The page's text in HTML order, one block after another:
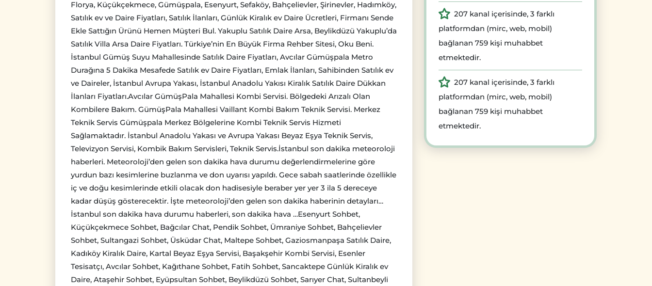
Florya, Küçükçekmece, Gümüşpala, Esenyurt, Sefaköy, Bahçelievler, Şirinevler, Hadımköy,
Satılık ev ve Daire Fiyatları, Satılık İlanları, Günlük Kiralık ev Daire Ücretleri, Firmanı Sende
Ekle Sattığın Ürünü Hemen Müşteri Bul. Yakuplu Satılık Daire Arsa, Beylikdüzü Yakuplu’da
Satılık Villa Arsa Daire Fiyatları. Türkiye’nin En Büyük Firma Rehber Sitesi, Oku Beni.
İstanbul Gümüş Suyu Mahallesinde Satılık Daire Fiyatları, Avcılar Gümüşpala Metro
Durağına 5 Dakika Mesafede Satılık ev Daire Fiyatları, Emlak İlanları, Sahibinden Satılık ev
ve Daireler, İstanbul Avrupa Yakası, İstanbul Anadolu Yakısı Kiralık Satılık Daire Dükkan
İlanları Fiyatları.Avcılar GümüşPala Mahallesi Kombi Servisi. Bölgedeki Arızalı Olan
Kombilere Bakım. GümüşPala Mahallesi Vaillant Kombi Bakım Teknik Servisi. Merkez
Teknik Servis Gümüşpala Merkez Bölgelerine Kombi Teknik Servis Hizmeti
Sağlamaktadır. İstanbul Anadolu Yakası ve Avrupa Yakası Beyaz Eşya Teknik Servis,
Televizyon Servisi, Kombik Bakım Servisleri, Teknik Servis.İstanbul son dakika meteoroloji
haberleri. Meteoroloji’den gelen son dakika hava durumu değerlendirmelerine göre
yurdun bazı kesimlerine buzlanma ve don uyarısı yapıldı. Gece sabah saatlerinde özellikle
iç ve doğu kesimlerinde etkili olacak don hadisesiyle beraber yer yer 3 ila 5 dereceye
kadar düşüş gösterecektir. İşte meteoroloji’den gelen son dakika haberinin detayları…
İstanbul son dakika hava durumu haberleri, son dakika hava …Esenyurt Sohbet,
Küçükçekmece Sohbet, Bağcılar Chat, Pendik Sohbet, Ümraniye Sohbet, Bahçelievler
Sohbet, Sultangazi Sohbet, Üsküdar Chat, Maltepe Sohbet, Gaziosmanpaşa Satılık Daire,
Kadıköy Kiralık Daire, Kartal Beyaz Eşya Servisi, Başakşehir Kombi Servisi, Esenler
Tesisatçı, Avcılar Sohbet, Kağıthane Sohbet, Fatih Sohbet, Sancaktepe Günlük Kiralık ev
Daire, Ataşehir Sohbet, Eyüpsultan Sohbet, Beylikdüzü Sohbet, Sarıyer Chat, Sultanbeyli
207 kanal içerisinde, 3 farklı
platformdan (mirc, web, mobil)
bağlanan 759 kişi muhabbet
etmektedir.
207 kanal içerisinde, 3 farklı
platformdan (mirc, web, mobil)
bağlanan 759 kişi muhabbet
etmektedir.